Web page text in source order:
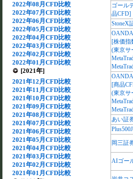
2022年08月CFD比較
2022年07月CFD比較
2022年06月CFD比較
2022年05月CFD比較
2022年04月CFD比較
2022年03月CFD比較
2022年02月CFD比較
2022年01月CFD比較
[2021年]
2021年12月CFD比較
2021年11月CFD比較
2021年10月CFD比較
2021年09月CFD比較
2021年08月CFD比較
2021年07月CFD比較
2021年06月CFD比較
2021年05月CFD比較
2021年04月CFD比較
2021年03月CFD比較
2021年02月CFD比較
2021年01月CFD比較
ゴール
品CFD]
StoneX
[株価指
(東京サ
[商品
(東京サ
あい証
岡三証
AIゴー